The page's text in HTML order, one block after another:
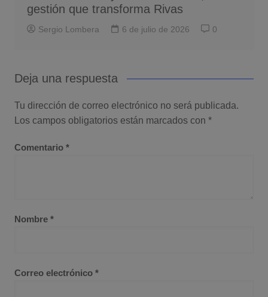
gestión que transforma Rivas
Sergio Lombera 6 de julio de 2026 0
Deja una respuesta
Tu dirección de correo electrónico no será publicada.
Los campos obligatorios están marcados con *
Comentario *
Nombre *
Correo electrónico *